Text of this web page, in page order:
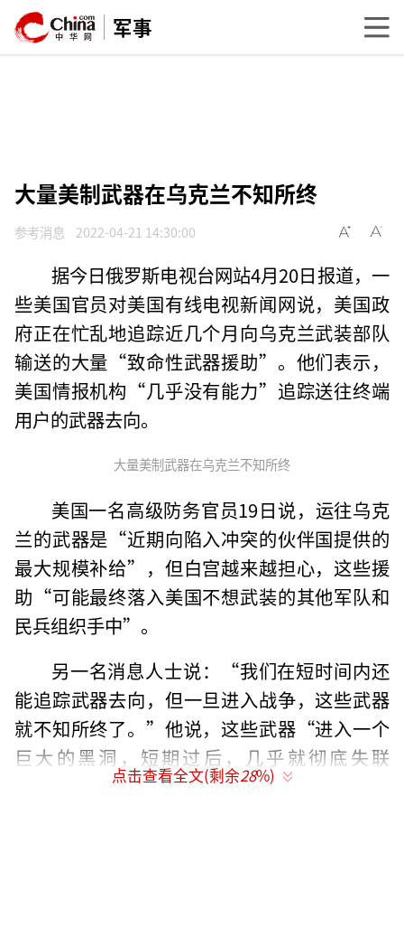
军事
大量美制武器在乌克兰不知所终
参考消息 2022-04-21 14:30:00
据今日俄罗斯电视台网站4月20日报道，一
些美国官员对美国有线电视新闻网说，美国政
府正在忙乱地追踪近几个月向乌克兰武装部队
输送的大量“致命性武器援助”。他们表示，
美国情报机构“几乎没有能力”追踪送往终端
用户的武器去向。
大量美制武器在乌克兰不知所终
美国一名高级防务官员19日说，运往乌克
兰的武器是“近期向陷入冲突的伙伴国提供的
最大规模补给”，但白宫越来越担心，这些援
助“可能最终落入美国不想武装的其他军队和
民兵组织手中”。
另一名消息人士说：“我们在短时间内还
能追踪武器去向，但一旦进入战争，这些武器
就不知所终了。”他说，这些武器“进入一个
巨大的黑洞，短期过后，几乎就彻底失联
点击查看全文(剩余28%)